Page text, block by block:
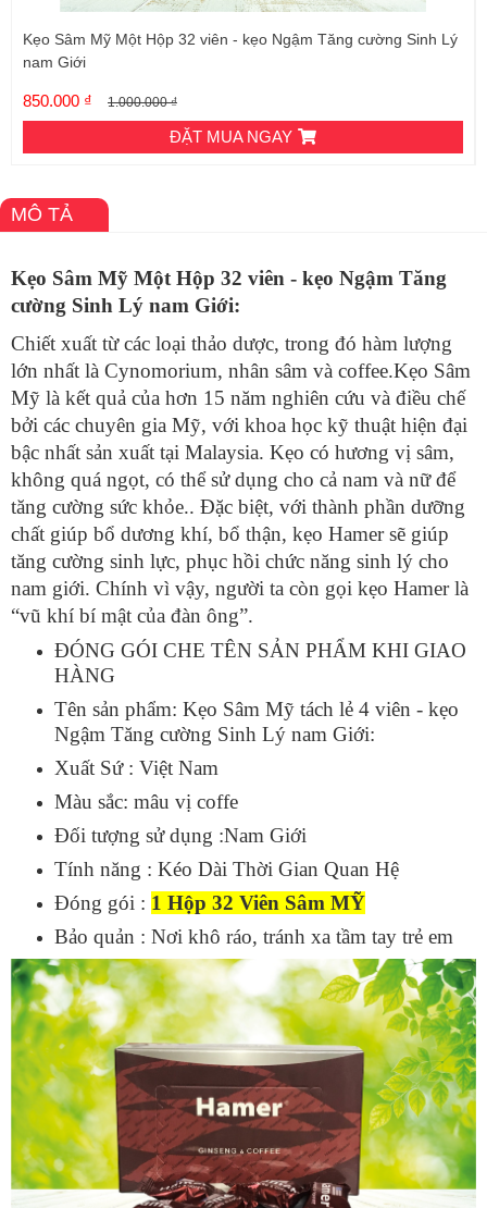
Kẹo Sâm Mỹ Một Hộp 32 viên - kẹo Ngậm Tăng cường Sinh Lý
nam Giới
850.000 ₫ 1.000.000 ₫
ĐẶT MUA NGAY
MÔ TẢ
Kẹo Sâm Mỹ Một Hộp 32 viên - kẹo Ngậm Tăng
cường Sinh Lý nam Giới:
Chiết xuất từ các loại thảo dược, trong đó hàm lượng
lớn nhất là Cynomorium, nhân sâm và coffee.Kẹo Sâm
Mỹ là kết quả của hơn 15 năm nghiên cứu và điều chế
bởi các chuyên gia Mỹ, với khoa học kỹ thuật hiện đại
bậc nhất sản xuất tại Malaysia. Kẹo có hương vị sâm,
không quá ngọt, có thể sử dụng cho cả nam và nữ để
tăng cường sức khỏe.. Đặc biệt, với thành phần dưỡng
chất giúp bổ dương khí, bổ thận, kẹo Hamer sẽ giúp
tăng cường sinh lực, phục hồi chức năng sinh lý cho
nam giới. Chính vì vậy, người ta còn gọi kẹo Hamer là
“vũ khí bí mật của đàn ông”.
ĐÓNG GÓI CHE TÊN SẢN PHẨM KHI GIAO
HÀNG
Tên sản phẩm: Kẹo Sâm Mỹ tách lẻ 4 viên - kẹo
Ngậm Tăng cường Sinh Lý nam Giới:
Xuất Sứ : Việt Nam
Màu sắc: mâu vị coffe
Đối tượng sử dụng :Nam Giới
Tính năng : Kéo Dài Thời Gian Quan Hệ
Đóng gói : 1 Hộp 32 Viên Sâm MỸ
Bảo quản : Nơi khô ráo, tránh xa tầm tay trẻ em